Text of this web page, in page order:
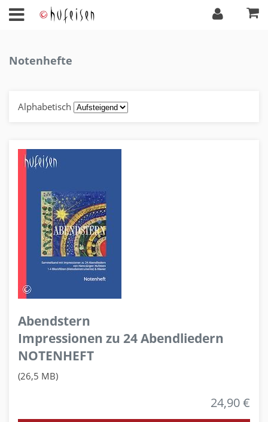
Notenhefte
Alphabetisch
Abendstern
Impressionen zu 24 Abendliedern
NOTENHEFT
(26,5 MB)
24,90 €